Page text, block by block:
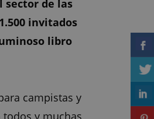
sector de las
invitados
libro
campistas y
y muchas